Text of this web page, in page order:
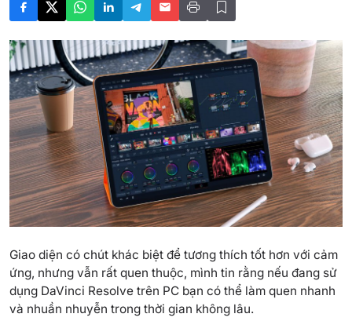
Giao diện có chút khác biệt để tương thích tốt hơn với cảm
ứng, nhưng vẫn rất quen thuộc, mình tin rằng nếu đang sử
dụng DaVinci Resolve trên PC bạn có thể làm quen nhanh
và nhuần nhuyễn trong thời gian không lâu.